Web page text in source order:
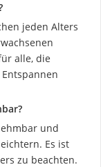
jeden Alters
alle, die
und
Es ist
zu beachten.